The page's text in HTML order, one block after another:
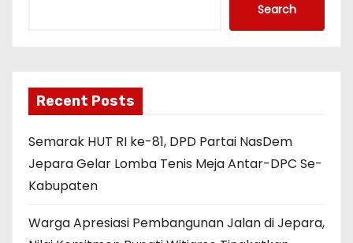
Search
Recent Posts
Semarak HUT RI ke-81, DPD Partai NasDem
Jepara Gelar Lomba Tenis Meja Antar-DPC Se-
Kabupaten
Warga Apresiasi Pembangunan Jalan di Jepara,